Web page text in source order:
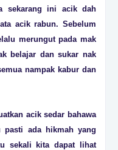
sekarang ini acik dah
acik rabun. Sebelum
merungut pada mak
belajar dan sukar nak
nampak kabur dan
acik sedar bahawa
ada hikmah yang
sekali kita dapat lihat